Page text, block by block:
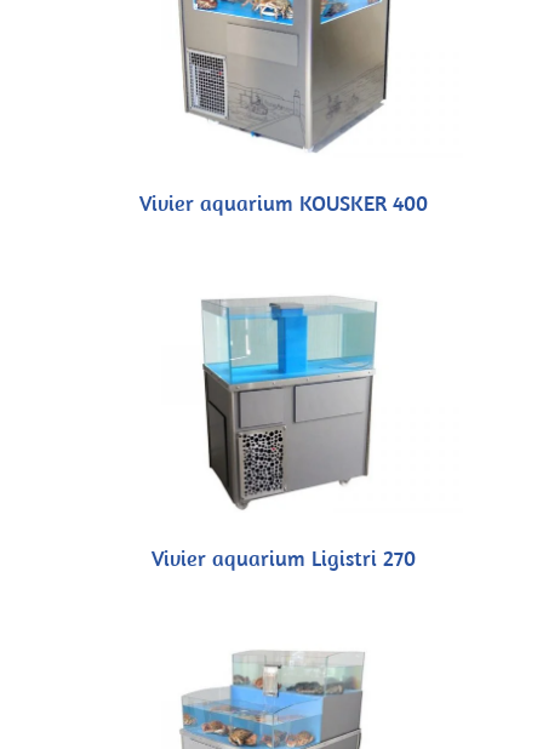
Vivier aquarium KOUSKER 400
Vivier aquarium Ligistri 270